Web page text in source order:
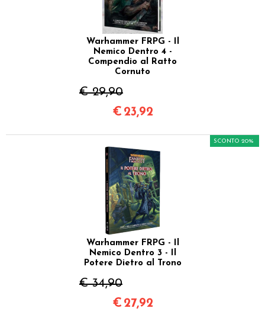
Warhammer FRPG - Il
Nemico Dentro 4 -
Compendio al Ratto
Cornuto
€ 29,90
€ 23,92
Warhammer FRPG - Il
Nemico Dentro 3 - Il
Potere Dietro al Trono
€ 34,90
SCONTO 20%
€ 27,92